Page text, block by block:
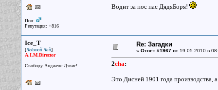
Пол:
Репутация: +816
Водит за нос нас ДядяБоря!
Ice_T
[Ледяной Чай]
A.I.M.Director
Свободу Анджеле Дэвис!
Re: Загадки
« Ответ #1967 от19.05.2010 в
2cha:
Это Дисней 1901 года производства,